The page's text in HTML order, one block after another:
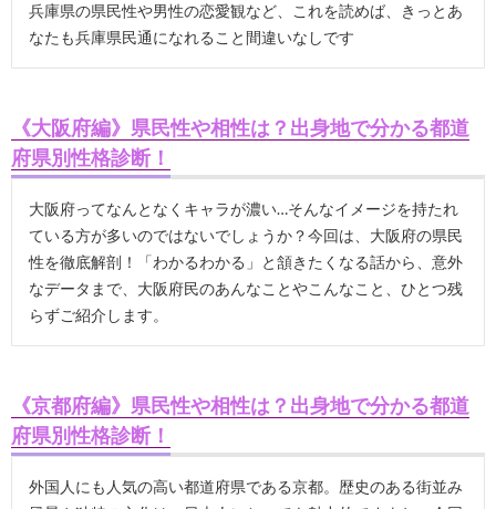
兵庫県の県民性や男性の恋愛観など、これを読めば、きっとあ
なたも兵庫県民通になれること間違いなしです
《大阪府編》県民性や相性は？出身地で分かる都道
府県別性格診断！
大阪府ってなんとなくキャラが濃い…そんなイメージを持たれ
ている方が多いのではないでしょうか？今回は、大阪府の県民
性を徹底解剖！「わかるわかる」と頷きたくなる話から、意外
なデータまで、大阪府民のあんなことやこんなこと、ひとつ残
らずご紹介します。
《京都府編》県民性や相性は？出身地で分かる都道
府県別性格診断！
外国人にも人気の高い都道府県である京都。歴史のある街並み